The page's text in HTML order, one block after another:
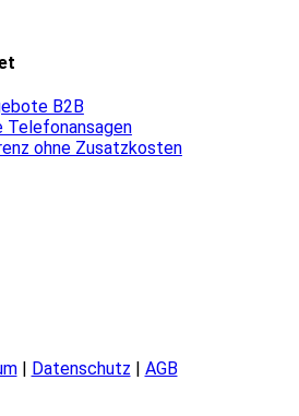
B2B
Telefonansagen
ohne Zusatzkosten
| Datenschutz | AGB